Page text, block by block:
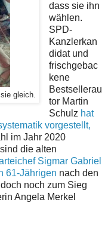
gleich.
dass sie ihn
wählen.
SPD-
Kanzlerkan
didat und
frischgebac
kene
Bestsellerau
tor Martin
Schulz hat
vorgestellt,
im Jahr 2020
die alten
Sigmar Gabriel
61-Jährigen nach den
noch zum Sieg
Angela Merkel